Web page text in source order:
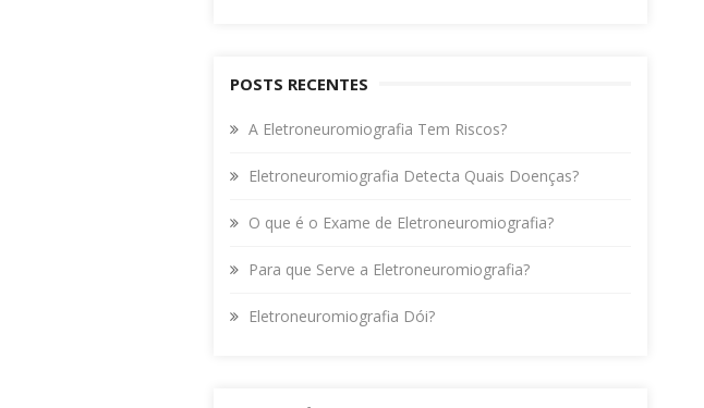
POSTS RECENTES
A Eletroneuromiografia Tem Riscos?
Eletroneuromiografia Detecta Quais Doenças?
O que é o Exame de Eletroneuromiografia?
Para que Serve a Eletroneuromiografia?
Eletroneuromiografia Dói?